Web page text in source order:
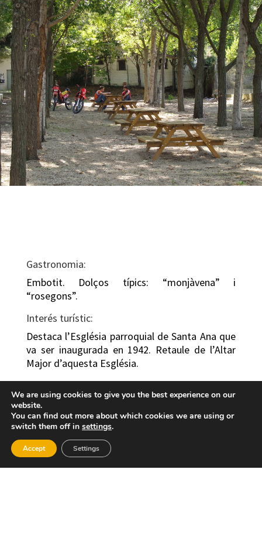
Gastronomia:
Embotit. Dolços típics: “monjàvena” i
“rosegons”.
Interés turístic:
Destaca l’Església parroquial de Santa Ana que
va ser inaugurada en 1942. Retaule de l’Altar
Major d’aquesta Església.
Paisatges Naturals com a Penyes Alba de 664
mts. d’altitud.
Nucli urbà
We are using cookies to give you the best experience on our
website.
You can find out more about which cookies we are using or
switch them off in settings.
Accept Settings